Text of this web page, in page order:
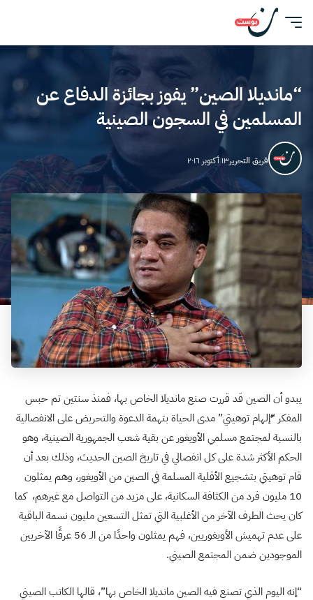
“مانديلا الصين” يفوز بجائزة الدفاع عن
المسلمين في السجون الصينية
فريق التحرير١٣ أكتوبر ٢٠١٦
يبدو أن الصين قد قررت صنع مانديلا الخاص بها، فمنذ سنتين تم حبس
المفكر “ٌإلهام توهيتي” مدى الحياة بتهمة الدعوة والتحريض على الانفصالية
بالنسبة لمجتمع مسلمي الأويغور عن بقية شعب الجمهورية الصينية، وهو
الحكم الأكثر شدة على كل انفصالي في تاريخ الصين الحديث، وذلك بعد أن
قام توهيتي بتشجيع الأقلية المسلمة في الصين من الأويغور، وهم يمثلون
10 مليون فرد من الكثافة السكانية، على مزيد من التواصل مع غيرهم، كما
كان يحث الطرف الآخر من الأغلبية التي تمثل التسعين مليون نسمة الباقية
على عدم تهميش الأويغوريين، فهم يمثلون واحدًا من الـ 56 عرقًا الآخريين
الموجودين ضمن المجتمع الصيني.
“إنه اليوم الذي تصنع فيه الصين مانديلا الخاص بها”، قالها الكاتب الصيني